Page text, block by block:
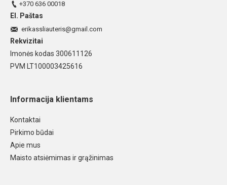
+370 636 00018
El. Paštas
erikassliauteris@gmail.com
Rekvizitai
Imonės kodas 300611126
PVM LT100003425616
Informacija klientams
Kontaktai
Pirkimo būdai
Apie mus
Maisto atsiėmimas ir grąžinimas